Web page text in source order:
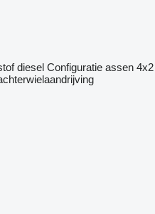
diesel Configuratie assen 4x2